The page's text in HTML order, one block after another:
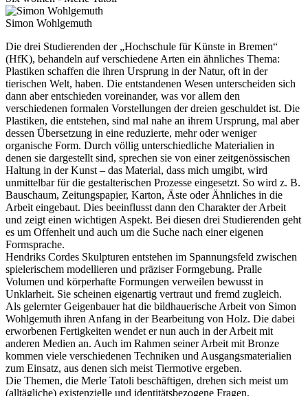
Simon Wohlgemuth
Die drei Studierenden der „Hochschule für Künste in Bremen“
(HfK), behandeln auf verschiedene Arten ein ähnliches Thema:
Plastiken schaffen die ihren Ursprung in der Natur, oft in der
tierischen Welt, haben. Die entstandenen Wesen unterscheiden sich
dann aber entschieden voreinander, was vor allem den
verschiedenen formalen Vorstellungen der dreien geschuldet ist. Die
Plastiken, die entstehen, sind mal nahe an ihrem Ursprung, mal aber
dessen Übersetzung in eine reduzierte, mehr oder weniger
organische Form. Durch völlig unterschiedliche Materialien in
denen sie dargestellt sind, sprechen sie von einer zeitgenössischen
Haltung in der Kunst – das Material, dass mich umgibt, wird
unmittelbar für die gestalterischen Prozesse eingesetzt. So wird z. B.
Bauschaum, Zeitungspapier, Karton, Äste oder Ähnliches in die
Arbeit eingebaut. Dies beeinflusst dann den Charakter der Arbeit
und zeigt einen wichtigen Aspekt. Bei diesen drei Studierenden geht
es um Offenheit und auch um die Suche nach einer eigenen
Formsprache.
Hendriks Cordes Skulpturen entstehen im Spannungsfeld zwischen
spielerischem modellieren und präziser Formgebung. Pralle
Volumen und körperhafte Formungen verweilen bewusst in
Unklarheit. Sie scheinen eigenartig vertraut und fremd zugleich.
Als gelernter Geigenbauer hat die bildhauerische Arbeit von Simon
Wohlgemuth ihren Anfang in der Bearbeitung von Holz. Die dabei
erworbenen Fertigkeiten wendet er nun auch in der Arbeit mit
anderen Medien an. Auch im Rahmen seiner Arbeit mit Bronze
kommen viele verschiedenen Techniken und Ausgangsmaterialien
zum Einsatz, aus denen sich meist Tiermotive ergeben.
Die Themen, die Merle Tatoli beschäftigen, drehen sich meist um
(alltägliche) existenzielle und identitätsbezogene Fragen,